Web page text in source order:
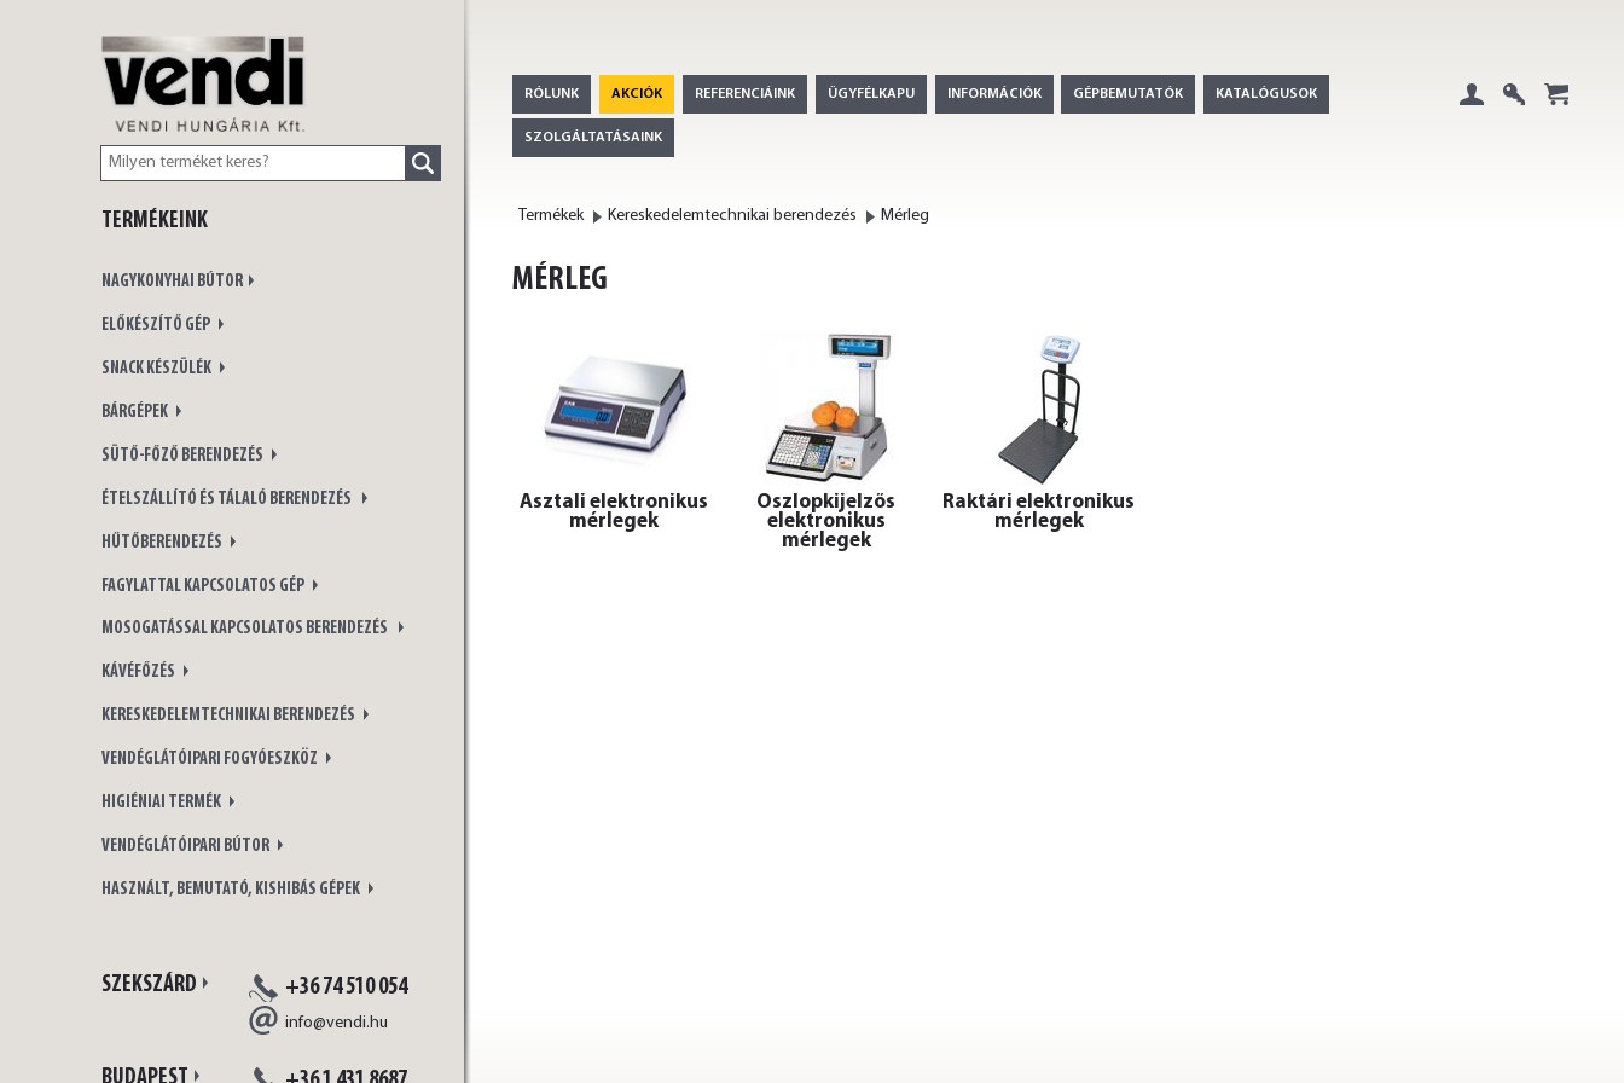
TERMÉKEINK
NAGYKONYHAI BÚTOR
ELŐKÉSZÍTŐ GÉP
SNACK KÉSZÜLÉK
BÁRGÉPEK
SÜTŐ-FŐZŐ BERENDEZÉS
ÉTELSZÁLLÍTÓ ÉS TÁLALÓ BERENDEZÉS
HŰTŐBERENDEZÉS
FAGYLATTAL KAPCSOLATOS GÉP
MOSOGATÁSSAL KAPCSOLATOS BERENDEZÉS
KÁVÉFŐZÉS
KERESKEDELEMTECHNIKAI BERENDEZÉS
VENDÉGLÁTÓIPARI FOGYÓESZKÖZ
HIGIÉNIAI TERMÉK
VENDÉGLÁTÓIPARI BÚTOR
HASZNÁLT, BEMUTATÓ, KISHIBÁS GÉPEK
SZEKSZÁRD +36 74 510 054
info@vendi.hu
BUDAPEST
RÓLUNK AKCIÓK REFERENCIÁINK ÜGYFÉLKAPU INFORMÁCIÓK GÉPBEMUTATÓK KATALÓGUSOK
SZOLGÁLTATÁSAINK
Termékek Kereskedelemtechnikai berendezés Mérleg
MÉRLEG
Asztali elektronikus
mérlegek
Oszlopkijelzős
elektronikus
mérlegek
Raktári elektronikus
mérlegek